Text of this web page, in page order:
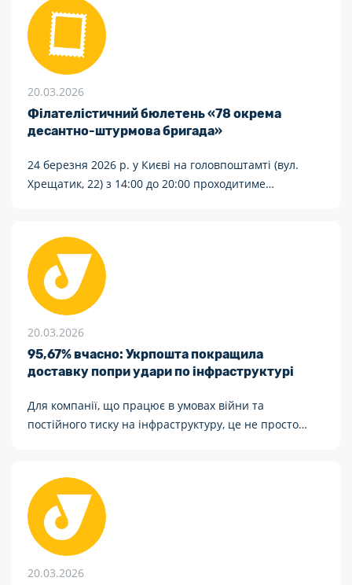
20.03.2026
Філателістичний бюлетень «78 окрема
десантно-штурмова бригада»
24 березня 2026 р. у Києві на головпоштамті (вул.
Хрещатик, 22) з 14:00 до 20:00 проходитиме
20.03.2026
95,67% вчасно: Укрпошта покращила
доставку попри удари по інфраструктурі
Для компанії, що працює в умовах війни та
постійного тиску на інфраструктуру, це не просто
20.03.2026